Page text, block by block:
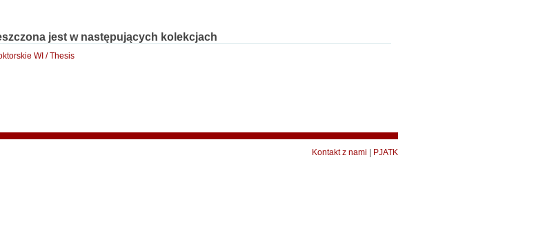
jest w następujących kolekcjach
WI / Thesis
Kontakt z nami PJATK